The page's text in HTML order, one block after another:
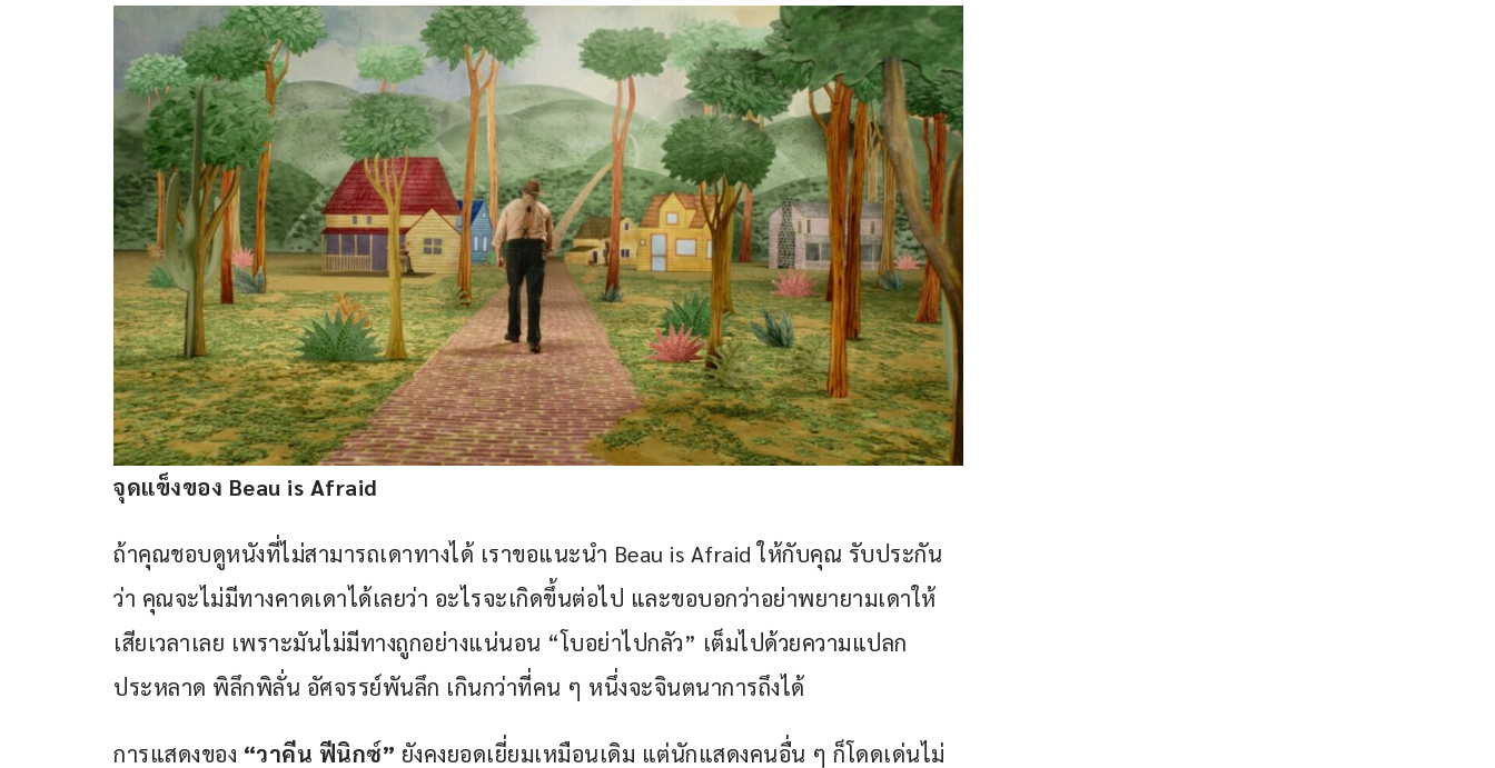
จุดแข็งของ Beau is Afraid
ถ้าคุณชอบดูหนังที่ไม่สามารถเดาทางได้ เราขอแนะนำ Beau is Afraid ให้กับคุณ รับประกัน
ว่า คุณจะไม่มีทางคาดเดาได้เลยว่า อะไรจะเกิดขึ้นต่อไป และขอบอกว่าอย่าพยายามเดาให้
เสียเวลาเลย เพราะมันไม่มีทางถูกอย่างแน่นอน “โบอย่าไปกลัว” เต็มไปด้วยความแปลก
ประหลาด พิลึกพิลั่น อัศจรรย์พันลึก เกินกว่าที่คน ๆ หนึ่งจะจินตนาการถึงได้
การแสดงของ “วาคีน ฟีนิกซ์” ยังคงยอดเยี่ยมเหมือนเดิม แต่นักแสดงคนอื่น ๆ ก็โดดเด่นไม่